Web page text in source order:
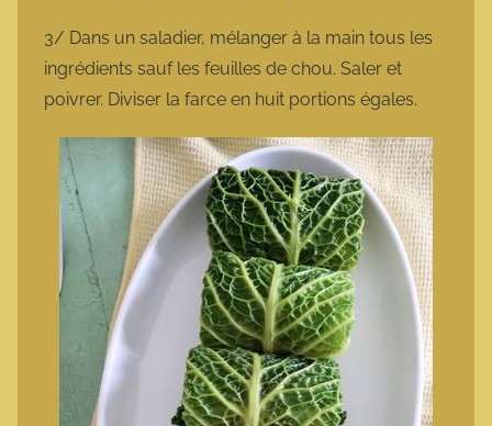
3/ Dans un saladier, mélanger à la main tous les
ingrédients sauf les feuilles de chou. Saler et
poivrer. Diviser la farce en huit portions égales.